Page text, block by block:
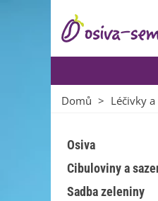
Domů > Léčivky
Osiva
Cibuloviny a
Sadba zeleniny